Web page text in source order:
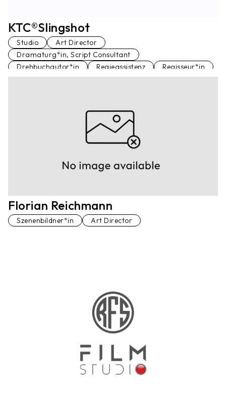
KTC®Slingshot
Studio
Art Director
Dramaturg*in, Script Consultant
Drehbuchautor*in
Regieassistenz Regisseur*in
Florian Reichmann
Szenenbildner*in Art Director